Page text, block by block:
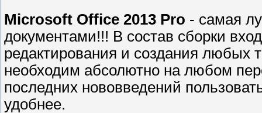
Microsoft Office 2013 Pro - самая
документами!!! В состав сборки
редактирования и создания любых
необходим абсолютно на любом
последних нововведений
удобнее.